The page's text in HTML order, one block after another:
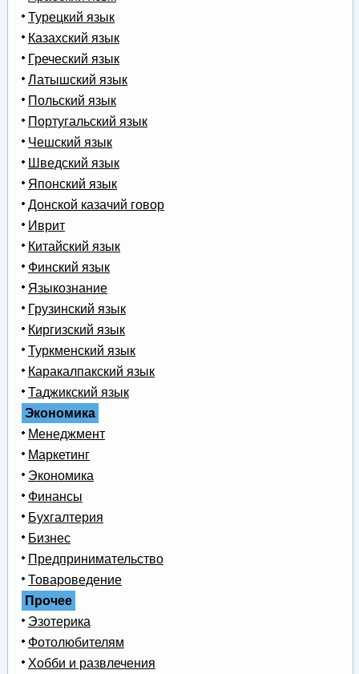
Турецкий язык
Казахский язык
Греческий язык
Латышский язык
Польский язык
Португальский язык
Чешский язык
Шведский язык
Японский язык
Донской казачий говор
Иврит
Китайский язык
Финский язык
Языкознание
Грузинский язык
Киргизский язык
Туркменский язык
Каракалпакский язык
Таджикский язык
Экономика
Менеджмент
Маркетинг
Экономика
Финансы
Бухгалтерия
Бизнес
Предпринимательство
Товароведение
Прочее
Эзотерика
Фотолюбителям
Хобби и развлечения